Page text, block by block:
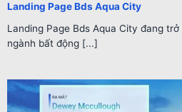
Landing Page Bds Aqua City
Landing Page Bds Aqua City đang
ngành bất động [...]